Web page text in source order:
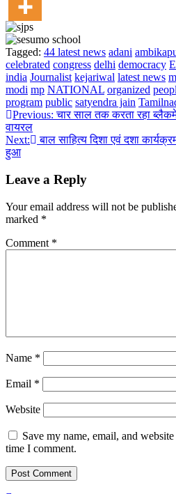
Tagged: 44 latest news adani
celebrated congress delhi democracy
india Journalist kejariwal latest news
modi mp NATIONAL organized
program public satyendra jain
Post
navigation
Previous: चार साल तक करता रहा
वायरल
Next:
बाल साहित्य दिशा एवं दशा
हुआ
Leave a Reply
Your email address will not be
marked *
Comment *
Name *
Email *
Website
Save my name, email, and
time I comment.